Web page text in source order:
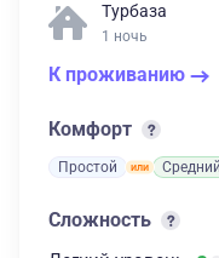
Турбаза
1 ночь
К проживанию
Комфорт
Простой Средний
Сложность